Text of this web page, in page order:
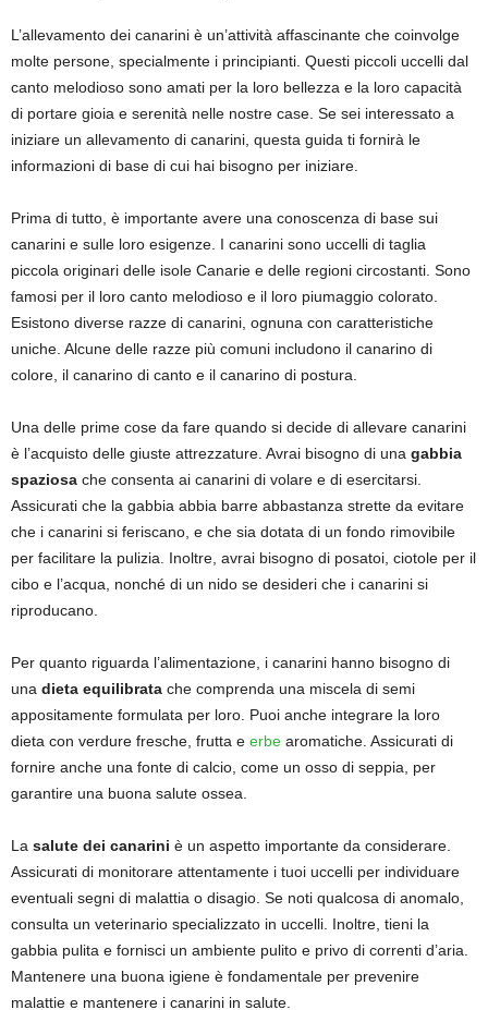
L’allevamento dei canarini è un’attività affascinante che coinvolge
molte persone, specialmente i principianti. Questi piccoli uccelli dal
canto melodioso sono amati per la loro bellezza e la loro capacità
di portare gioia e serenità nelle nostre case. Se sei interessato a
iniziare un allevamento di canarini, questa guida ti fornirà le
informazioni di base di cui hai bisogno per iniziare.
Prima di tutto, è importante avere una conoscenza di base sui
canarini e sulle loro esigenze. I canarini sono uccelli di taglia
piccola originari delle isole Canarie e delle regioni circostanti. Sono
famosi per il loro canto melodioso e il loro piumaggio colorato.
Esistono diverse razze di canarini, ognuna con caratteristiche
uniche. Alcune delle razze più comuni includono il canarino di
colore, il canarino di canto e il canarino di postura.
Una delle prime cose da fare quando si decide di allevare canarini
è l’acquisto delle giuste attrezzature. Avrai bisogno di una gabbia
spaziosa che consenta ai canarini di volare e di esercitarsi.
Assicurati che la gabbia abbia barre abbastanza strette da evitare
che i canarini si feriscano, e che sia dotata di un fondo rimovibile
per facilitare la pulizia. Inoltre, avrai bisogno di posatoi, ciotole per il
cibo e l’acqua, nonché di un nido se desideri che i canarini si
riproducano.
Per quanto riguarda l’alimentazione, i canarini hanno bisogno di
una dieta equilibrata che comprenda una miscela di semi
appositamente formulata per loro. Puoi anche integrare la loro
dieta con verdure fresche, frutta e erbe aromatiche. Assicurati di
fornire anche una fonte di calcio, come un osso di seppia, per
garantire una buona salute ossea.
La salute dei canarini è un aspetto importante da considerare.
Assicurati di monitorare attentamente i tuoi uccelli per individuare
eventuali segni di malattia o disagio. Se noti qualcosa di anomalo,
consulta un veterinario specializzato in uccelli. Inoltre, tieni la
gabbia pulita e fornisci un ambiente pulito e privo di correnti d’aria.
Mantenere una buona igiene è fondamentale per prevenire
malattie e mantenere i canarini in salute.